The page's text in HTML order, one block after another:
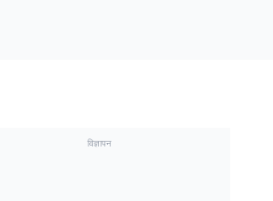
विज्ञापन